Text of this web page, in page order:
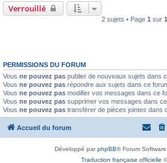
Verrouillé
2 sujets • Page 1 sur 1
PERMISSIONS DU FORUM
Vous ne pouvez pas publier de nouveaux sujets dans
Vous ne pouvez pas répondre aux sujets dans ce
Vous ne pouvez pas modifier vos messages dans ce
Vous ne pouvez pas supprimer vos messages dans
Vous ne pouvez pas transférer de pièces jointes dans
Accueil du forum
Développé parphpBB® Forum
Traduction française officielle